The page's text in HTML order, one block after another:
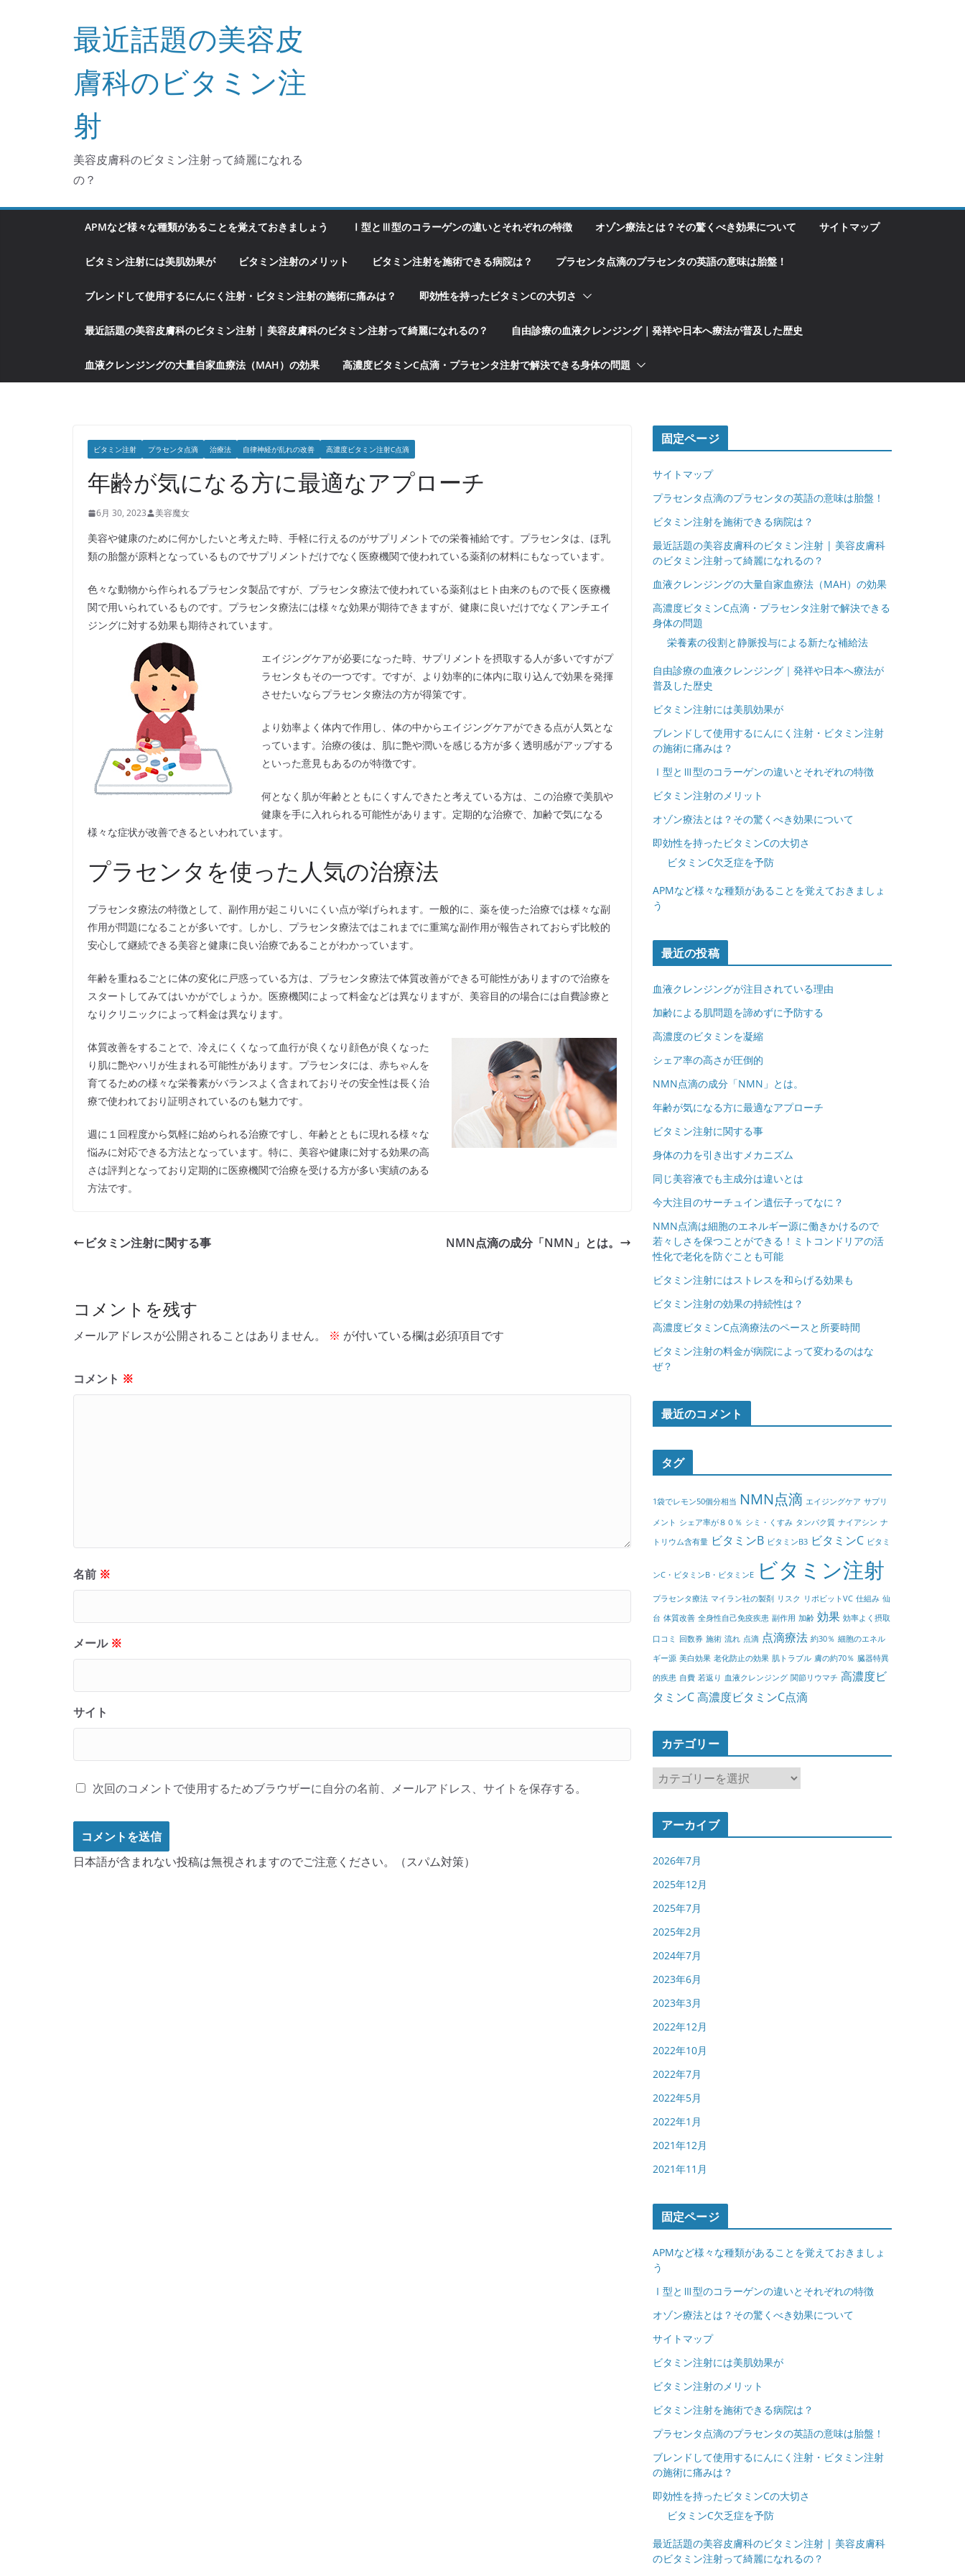
最近話題の美容皮
膚科のビタミン注
射
美容皮膚科のビタミン注射って綺麗になれる
の？
APMなど様々な種類があることを覚えておきましょう Ⅰ型とⅢ型のコラーゲンの違いとそれぞれの特徴 オゾン療法とは？その驚くべき効果について サイトマップ
ビタミン注射には美肌効果が ビタミン注射のメリット ビタミン注射を施術できる病院は？ プラセンタ点滴のプラセンタの英語の意味は胎盤！
ブレンドして使用するにんにく注射・ビタミン注射の施術に痛みは？ 即効性を持ったビタミンCの大切さ
最近話題の美容皮膚科のビタミン注射 | 美容皮膚科のビタミン注射って綺麗になれるの？ 自由診療の血液クレンジング｜発祥や日本へ療法が普及した歴史
血液クレンジングの大量自家血療法（MAH）の効果 高濃度ビタミンC点滴・プラセンタ注射で解決できる身体の問題
ビタミン注射 プラセンタ点滴 治療法 自律神経が乱れの改善 高濃度ビタミン注射C点滴
年齢が気になる方に最適なアプローチ
6月 30, 2023 美容魔女
美容や健康のために何かしたいと考えた時、手軽に行えるのがサプリメントでの栄養補給です。プラセンタは、ほ乳
類の胎盤が原料となっているものでサプリメントだけでなく医療機関で使われている薬剤の材料にもなっています。
色々な動物から作られるプラセンタ製品ですが、プラセンタ療法で使われている薬剤はヒト由来のもので長く医療機
関で用いられているものです。プラセンタ療法には様々な効果が期待できますが、健康に良いだけでなくアンチエイ
ジングに対する効果も期待されています。
エイジングケアが必要になった時、サプリメントを摂取する人が多いですがプ
ラセンタもその一つです。ですが、より効率的に体内に取り込んで効果を発揮
させたいならプラセンタ療法の方が得策です。
より効率よく体内で作用し、体の中からエイジングケアができる点が人気とな
っています。治療の後は、肌に艶や潤いを感じる方が多く透明感がアップする
といった意見もあるのが特徴です。
何となく肌が年齢とともにくすんできたと考えている方は、この治療で美肌や
健康を手に入れられる可能性があります。定期的な治療で、加齢で気になる
様々な症状が改善できるといわれています。
プラセンタを使った人気の治療法
プラセンタ療法の特徴として、副作用が起こりいにくい点が挙げられます。一般的に、薬を使った治療では様々な副
作用が問題になることが多いです。しかし、プラセンタ療法ではこれまでに重篤な副作用が報告されておらず比較的
安心して継続できる美容と健康に良い治療であることがわかっています。
年齢を重ねるごとに体の変化に戸惑っている方は、プラセンタ療法で体質改善ができる可能性がありますので治療を
スタートしてみてはいかがでしょうか。医療機関によって料金などは異なりますが、美容目的の場合には自費診療と
なりクリニックによって料金は異なります。
体質改善をすることで、冷えにくくなって血行が良くなり顔色が良くなった
り肌に艶やハリが生まれる可能性があります。プラセンタには、赤ちゃんを
育てるための様々な栄養素がバランスよく含まれておりその安全性は長く治
療で使われており証明されているのも魅力です。
週に１回程度から気軽に始められる治療ですし、年齢とともに現れる様々な
悩みに対応できる方法となっています。特に、美容や健康に対する効果の高
さは評判となっており定期的に医療機関で治療を受ける方が多い実績のある
方法です。
ビタミン注射に関する事 NMN点滴の成分「NMN」とは。
コメントを残す
メールアドレスが公開されることはありません。 ※ が付いている欄は必須項目です
コメント ※
名前 ※
メール ※
サイト
次回のコメントで使用するためブラウザーに自分の名前、メールアドレス、サイトを保存する。
日本語が含まれない投稿は無視されますのでご注意ください。（スパム対策）
固定ページ
サイトマップ
プラセンタ点滴のプラセンタの英語の意味は胎盤！
ビタミン注射を施術できる病院は？
最近話題の美容皮膚科のビタミン注射 | 美容皮膚科
のビタミン注射って綺麗になれるの？
血液クレンジングの大量自家血療法（MAH）の効果
高濃度ビタミンC点滴・プラセンタ注射で解決できる
身体の問題
栄養素の役割と静脈投与による新たな補給法
自由診療の血液クレンジング｜発祥や日本へ療法が
普及した歴史
ビタミン注射には美肌効果が
ブレンドして使用するにんにく注射・ビタミン注射
の施術に痛みは？
Ⅰ型とⅢ型のコラーゲンの違いとそれぞれの特徴
ビタミン注射のメリット
オゾン療法とは？その驚くべき効果について
即効性を持ったビタミンCの大切さ
ビタミンC欠乏症を予防
APMなど様々な種類があることを覚えておきましょ
う
最近の投稿
血液クレンジングが注目されている理由
加齢による肌問題を諦めずに予防する
高濃度のビタミンを凝縮
シェア率の高さが圧倒的
NMN点滴の成分「NMN」とは。
年齢が気になる方に最適なアプローチ
ビタミン注射に関する事
身体の力を引き出すメカニズム
同じ美容液でも主成分は違いとは
今大注目のサーチュイン遺伝子ってなに？
NMN点滴は細胞のエネルギー源に働きかけるので
若々しさを保つことができる！ミトコンドリアの活
性化で老化を防ぐことも可能
ビタミン注射にはストレスを和らげる効果も
ビタミン注射の効果の持続性は？
高濃度ビタミンC点滴療法のペースと所要時間
ビタミン注射の料金が病院によって変わるのはな
ぜ？
最近のコメント
タグ
1袋でレモン50個分相当 NMN点滴 エイジングケア サプリ
メント シェア率が８０％ シミ・くすみ タンパク質 ナイアシン ナ
トリウム含有量 ビタミンB ビタミンB3 ビタミンC ビタミ
ンC・ビタミンB・ビタミンE ビタミン注射
プラセンタ療法 マイラン社の製剤 リスク リポビットVC 仕組み 仙
台 体質改善 全身性自己免疫疾患 副作用 加齢 効果 効率よく摂取
口コミ 回数券 施術 流れ 点滴 点滴療法 約30％ 細胞のエネル
ギー源 美白効果 老化防止の効果 肌トラブル 膚の約70％ 臓器特異
的疾患 自費 若返り 血液クレンジング 関節リウマチ 高濃度ビ
タミンC高濃度ビタミンC点滴
カテゴリー
カ
テ
ゴ
アーカイブ
2026年7月
2025年12月
2025年7月
2025年2月
2024年7月
2023年6月
2023年3月
2022年12月
2022年10月
2022年7月
2022年5月
2022年1月
2021年12月
2021年11月
固定ページ
APMなど様々な種類があることを覚えておきましょ
う
Ⅰ型とⅢ型のコラーゲンの違いとそれぞれの特徴
オゾン療法とは？その驚くべき効果について
サイトマップ
ビタミン注射には美肌効果が
ビタミン注射のメリット
ビタミン注射を施術できる病院は？
プラセンタ点滴のプラセンタの英語の意味は胎盤！
ブレンドして使用するにんにく注射・ビタミン注射
の施術に痛みは？
即効性を持ったビタミンCの大切さ
ビタミンC欠乏症を予防
最近話題の美容皮膚科のビタミン注射 | 美容皮膚科
のビタミン注射って綺麗になれるの？